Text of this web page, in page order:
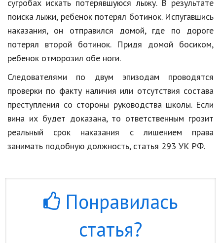
Разное
Работа и бизнес
Животные
Еда и напитки
Праздники и подарки
Кинематограф
Домашние животные
Строительство
Культура и общество
сугробах искать потерявшуюся лыжу. В результате
поиска лыжи, ребенок потерял ботинок. Испугавшись
наказания, он отправился домой, где по дороге
потерял второй ботинок. Придя домой босиком,
ребенок отморозил обе ноги.
Следователями по двум эпизодам проводятся
проверки по факту наличия или отсутствия состава
преступления со стороны руководства школы. Если
вина их будет доказана, то ответственным грозит
реальный срок наказания с лишением права
занимать подобную должность, статья 293 УК РФ.
Понравилась
статья?